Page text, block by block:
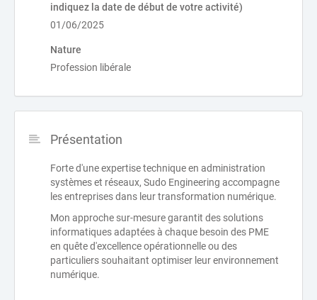
indiquez la date de début de votre activité)
01/06/2025
Nature
Profession libérale
Présentation
Forte d'une expertise technique en administration
systèmes et réseaux, Sudo Engineering accompagne
les entreprises dans leur transformation numérique.
Mon approche sur-mesure garantit des solutions
informatiques adaptées à chaque besoin des PME
en quête d'excellence opérationnelle ou des
particuliers souhaitant optimiser leur environnement
numérique.